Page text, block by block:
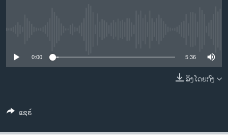
ຊຸມຊົນຊາວລາວ
0:00 5:36
ລິງໂດຍກົງ
ແຊຣ໌